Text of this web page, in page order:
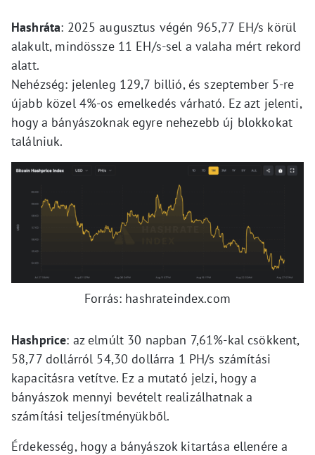
Hashráta: 2025 augusztus végén 965,77 EH/s körül
alakult, mindössze 11 EH/s-sel a valaha mért rekord
alatt.
Nehézség: jelenleg 129,7 billió, és szeptember 5-re
újabb közel 4%-os emelkedés várható. Ez azt jelenti,
hogy a bányászoknak egyre nehezebb új blokkokat
találniuk.
Forrás: hashrateindex.com
Hashprice: az elmúlt 30 napban 7,61%-kal csökkent,
58,77 dollárról 54,30 dollárra 1 PH/s számítási
kapacitásra vetítve. Ez a mutató jelzi, hogy a
bányászok mennyi bevételt realizálhatnak a
számítási teljesítményükből.
Érdekesség, hogy a bányászok kitartása ellenére a